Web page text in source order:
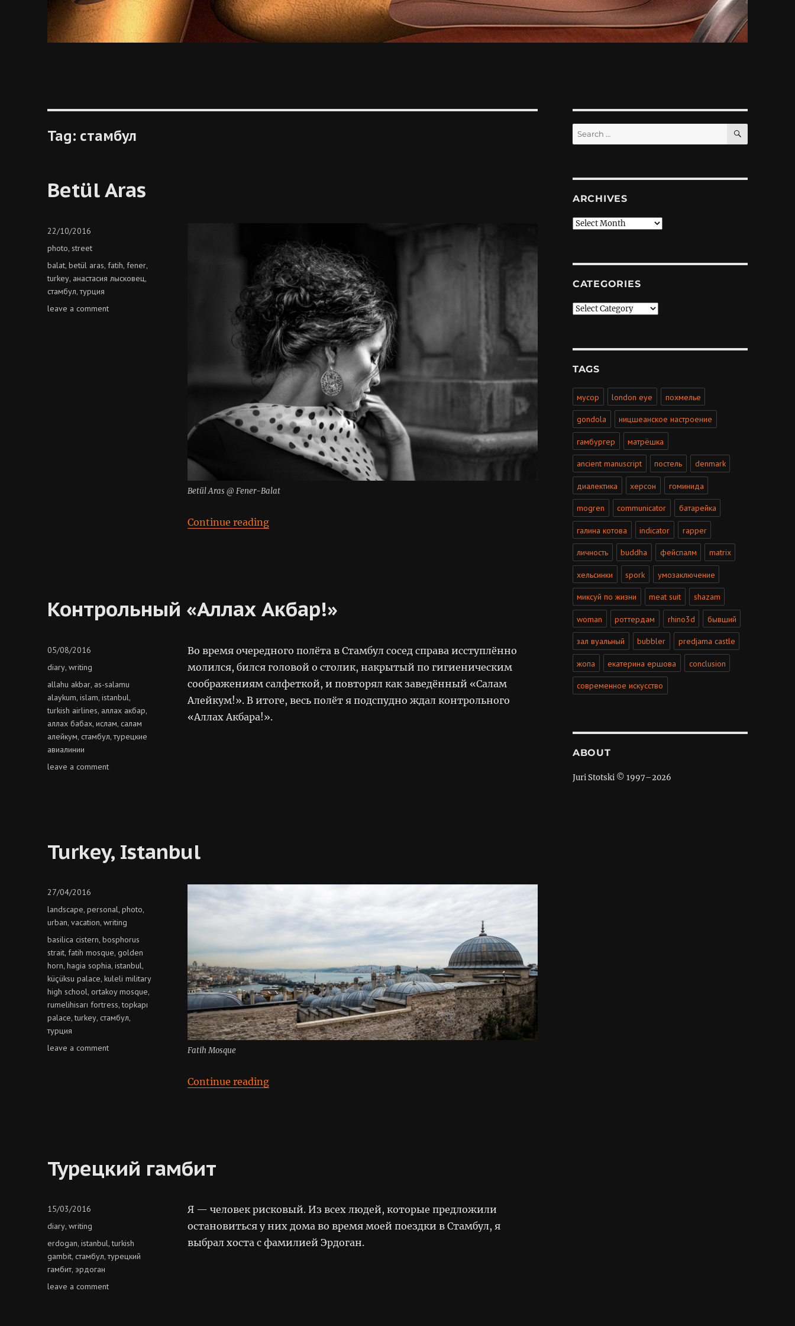
Tag: стамбул
Betül Aras
Betül Aras @ Fener-Balat
Continue reading“Betül Aras”
Posted
22/10/2016
Categories
photo, street
Tags
balat,betül aras,fatih,fener,
turkey, анастасия лысковец,
стамбул,турция
leave a commenton
Контрольный «Аллах Акбар!»
Во время очередного полёта в Стамбул сосед справа исступлённо
молился, бился головой о столик, накрытый по гигиеническим
соображениям салфеткой, и повторял как заведённый «Салам
Алейкум!». В итоге, весь полёт я подспудно ждал контрольного
«Аллах Акбара!».
Posted
05/08/2016
Categories
diary,writing
Tags
allahu akbar, as-salamu
alaykum,islam,istanbul,
turkish airlines, аллах акбар,
аллах бабах,ислам,салам
алейкум,стамбул,турецкие
авиалинии
leave a commenton
Turkey, Istanbul
Fatih Mosque
Continue reading“Turkey, Istanbul”
Posted
27/04/2016
Categories
landscape,personal,photo,
urban,vacation,writing
Tags
basilica cistern,bosphorus
strait,fatih mosque,golden
horn,hagia sophia,istanbul,
küçüksu palace,kuleli military
high school,ortakoy mosque,
rumelihisarı fortress,topkapı
palace,turkey,стамбул,
турция
leave a commenton
Турецкий гамбит
Я — человек рисковый. Из всех людей, которые предложили
остановиться у них дома во время моей поездки в Стамбул, я
выбрал хоста с фамилией Эрдоган.
Posted
15/03/2016
Categories
diary,writing
Tags
erdogan,istanbul,turkish
gambit,стамбул,турецкий
гамбит, эрдоган
leave a commenton
Search
for:
SEARCH
ARCHIVES
Archives
CATEGORIES
Categories
TAGS
мусор london eye похмелье
gondola ницшеанское настроение
гамбургер матрёшка
ancient manuscript постель denmark
диалектика херсон гоминида
mogren communicator батарейка
галина котова indicator rapper
личность buddha фейспалм matrix
хельсинки spork умозаключение
миксуй по жизни meat suit shazam
woman роттердам rhino3d бывший
зал вуальный bubbler predjama castle
жопа екатерина ершова conclusion
современное искусство
ABOUT
Juri Stotski © 1997–2026